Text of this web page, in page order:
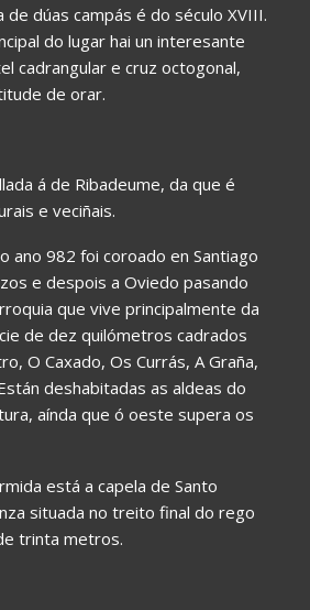
dúas campás é do século XVIII.
do lugar hai un interesante
cadrangular e cruz octogonal,
de orar.
á de Ribadeume, da que é
e veciñais.
ano 982 foi coroado en Santiago
e despois a Oviedo pasando
que vive principalmente da
de dez quilómetros cadrados
O Caxado, Os Currás, A Graña,
deshabitadas as aldeas do
aínda que ó oeste supera os
está a capela de Santo
situada no treito final do rego
trinta metros.